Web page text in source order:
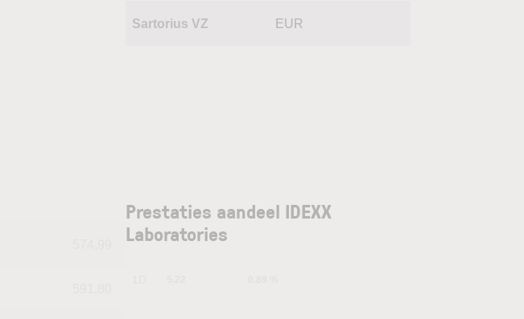
Sartorius VZ EUR
Prestaties aandeel IDEXX
Laboratories